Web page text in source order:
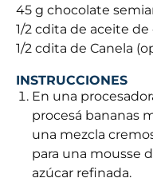
45 g chocolate
1/2 cdita de aceite de
1/2 cdita de Canela
INSTRUCCIONES
En una
procesá bananas
una mezcla
para una mousse
azúcar refinada.